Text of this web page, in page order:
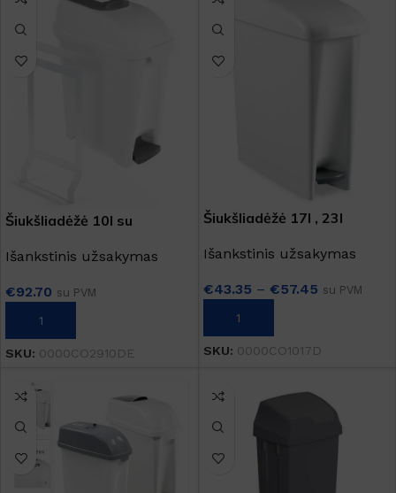
Šiukšliadėžė 10l su
Išankstinis užsakymas
€92.70 su PVM
Į KREPŠELĮ
SKU: 0000CO2910DE
Šiukšliadėžė 17l , 23l
Išankstinis užsakymas
€43.35 – €57.45 su PVM
PASIRINKTI SAVYBES
SKU: 0000CO1017D